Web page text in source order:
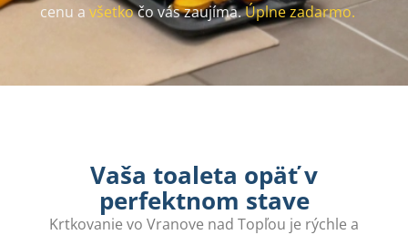
cenu a všetkočo vás zaujíma.Úplne zadarmo.
Vaša toaleta opäť v
perfektnom stave
Krtkovanie vo Vranove nad Topľou je rýchle a